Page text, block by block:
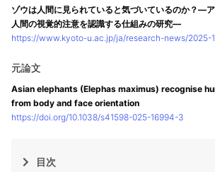
ゾウは人間に見られていると気づいているのか？―
人間の視覚的注意を認識する仕組みの研究―
https://www.kyoto-u.ac.jp/ja/research-news/2025-
Asian elephants (Elephas maximus) recognise
from body and face orientation
https://doi.org/10.1038/s41598-025-16994-3
目次